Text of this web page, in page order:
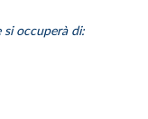
si occuperà di: